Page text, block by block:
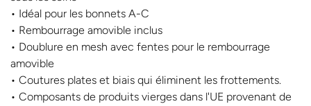
• Idéal pour les bonnets A-C
• Rembourrage amovible inclus
• Doublure en mesh avec fentes pour le rembourrage
amovible
• Coutures plates et biais qui éliminent les frottements.
• Composants de produits vierges dans l'UE provenant de